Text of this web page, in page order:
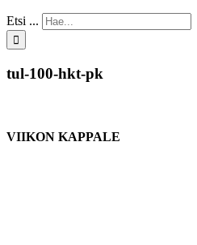
Etsi ...
tul-100-hkt-pk
VIIKON KAPPALE